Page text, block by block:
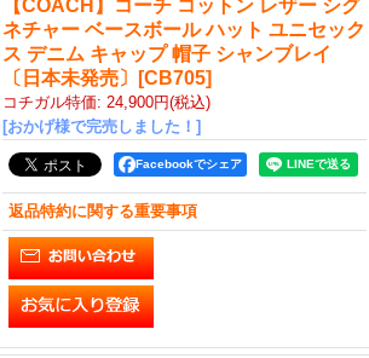
【COACH】コーチ コットン レザー シグ
ネチャー ベースボール ハット ユニセック
ス デニム キャップ 帽子 シャンブレイ
〔日本未発売〕
[CB705]
コチガル特価: 24,900円(税込)
[おかげ様で完売しました！]
Facebookでシェア
返品特約に関する重要事項